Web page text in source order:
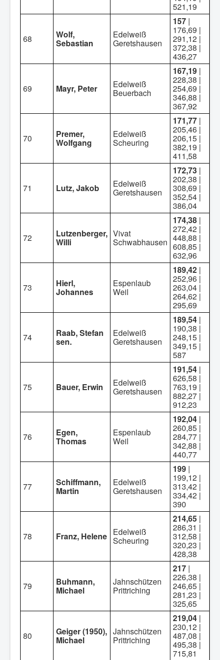
521,19
68 Wolf,
Sebastian
Edelweiß
Geretshausen
157 |
176,69 |
291,12 |
372,38 |
436,27
69 Mayr, Peter Edelweiß
Beuerbach
167,19 |
228,38 |
254,69 |
346,88 |
367,92
70 Premer,
Wolfgang
Edelweiß
Scheuring
171,77 |
205,46 |
206,15 |
382,19 |
411,58
71 Lutz, Jakob Edelweiß
Geretshausen
172,73 |
202,38 |
308,69 |
352,54 |
386,04
72 Lutzenberger,
Willi
Vivat
Schwabhausen
174,38 |
272,42 |
448,88 |
608,85 |
632,96
73 Hierl,
Johannes
Espenlaub
Weil
189,42 |
252,96 |
263,04 |
264,62 |
295,69
74 Raab, Stefan
sen.
Edelweiß
Geretshausen
189,54 |
190,38 |
248,15 |
349,15 |
587
75 Bauer, Erwin Edelweiß
Geretshausen
191,54 |
626,58 |
763,19 |
882,27 |
912,23
76 Egen,
Thomas
Espenlaub
Weil
192,04 |
260,85 |
284,77 |
342,88 |
440,77
77 Schiffmann,
Martin
Edelweiß
Geretshausen
199 |
199,12 |
313,42 |
334,42 |
390
78 Franz, Helene Edelweiß
Scheuring
214,65 |
286,31 |
312,58 |
320,23 |
428,38
79 Buhmann,
Michael
Jahnschützen
Prittriching
217 |
226,38 |
246,65 |
281,23 |
325,65
80 Geiger (1950),
Michael
Jahnschützen
Prittriching
219,04 |
230,12 |
487,08 |
495,38 |
715,81